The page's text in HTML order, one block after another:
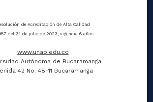
de Acreditación de Alta Calidad
del 31 de julio de 2023, vigencia 6 años.
www.unab.edu.co
Autónoma de Bucaramanga
42 No. 48-11 Bucaramanga